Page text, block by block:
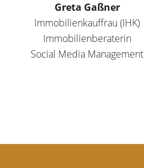
Greta Gaßner
Immobilienkauffrau (IHK)
Immobilienberaterin
Social Media Management